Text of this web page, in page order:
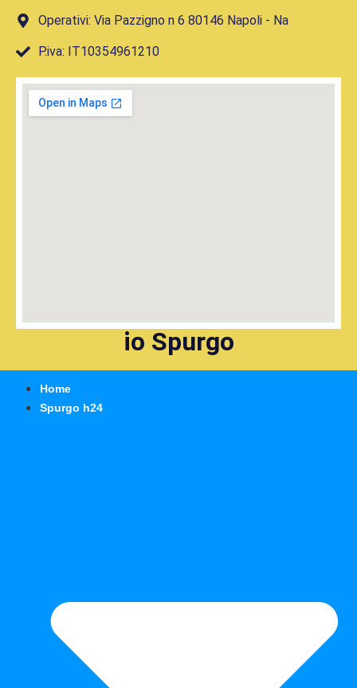
Operativi: Via Pazzigno n 6 80146 Napoli - Na
P.iva: IT10354961210
io Spurgo
Home
Spurgo h24